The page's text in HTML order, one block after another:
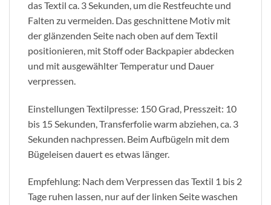
das Textil ca. 3 Sekunden, um die Restfeuchte und
Falten zu vermeiden. Das geschnittene Motiv mit
der glänzenden Seite nach oben auf dem Textil
positionieren, mit Stoff oder Backpapier abdecken
und mit ausgewählter Temperatur und Dauer
verpressen.
Einstellungen Textilpresse: 150 Grad, Presszeit: 10
bis 15 Sekunden, Transferfolie warm abziehen, ca. 3
Sekunden nachpressen. Beim Aufbügeln mit dem
Bügeleisen dauert es etwas länger.
Empfehlung: Nach dem Verpressen das Textil 1 bis 2
Tage ruhen lassen, nur auf der linken Seite waschen